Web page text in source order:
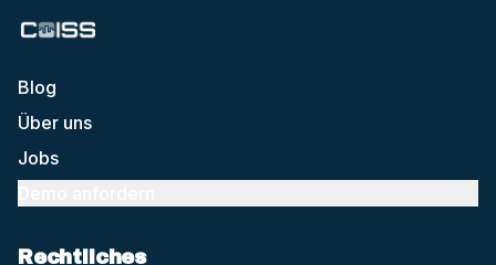
Blog
Über uns
Jobs
Rechtliches